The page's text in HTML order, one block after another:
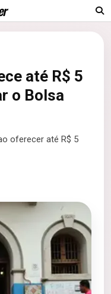
até R$ 5
o Bolsa
oferecer até R$ 5